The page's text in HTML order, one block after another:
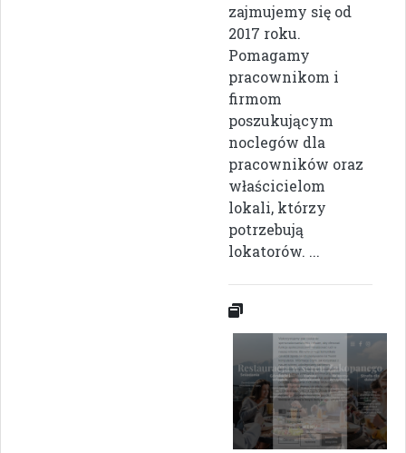
zajmujemy się od
2017 roku.
Pomagamy
pracownikom i
firmom
poszukującym
noclegów dla
pracowników oraz
właścicielom
lokali, którzy
potrzebują
lokatorów. ...